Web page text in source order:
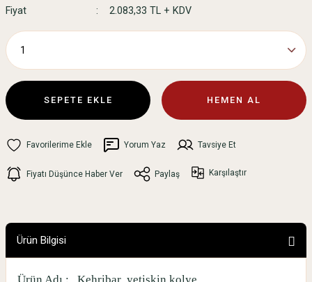
Fiyat
2.083,33 TL + KDV
SEPETE EKLE HEMEN AL
Yorum Yaz Tavsiye Et
Fiyatı Düşünce Haber Ver Paylaş Karşılaştır
Ürün Bilgisi